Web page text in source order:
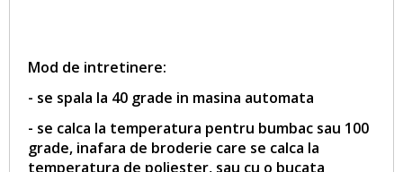
Mod de intretinere:
- se spala la 40 grade in masina automata
- se calca la temperatura pentru bumbac sau 100
grade, inafara de broderie care se calca la
temperatura de poliester, sau cu o bucata